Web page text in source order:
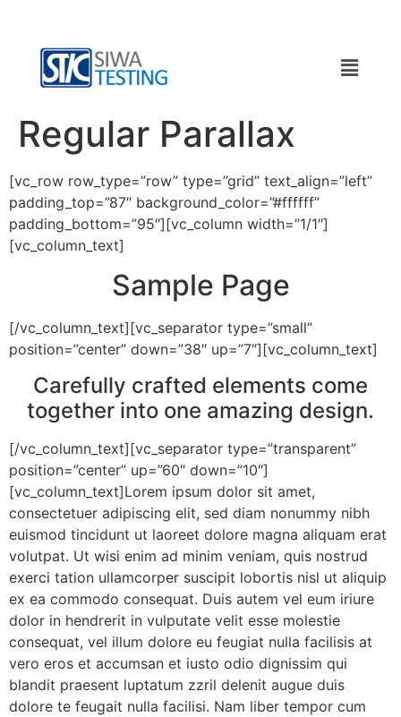
Regular Parallax
[vc_row row_type=”row” type=”grid” text_align=”left”
padding_top=”87″ background_color=”#ffffff”
padding_bottom=”95″][vc_column width=”1/1″]
[vc_column_text]
Sample Page
[/vc_column_text][vc_separator type=”small”
position=”center” down=”38″ up=”7″][vc_column_text]
Carefully crafted elements come
together into one amazing design.
[/vc_column_text][vc_separator type=”transparent”
position=”center” up=”60″ down=”10″]
[vc_column_text]Lorem ipsum dolor sit amet,
consectetuer adipiscing elit, sed diam nonummy nibh
euismod tincidunt ut laoreet dolore magna aliquam erat
volutpat. Ut wisi enim ad minim veniam, quis nostrud
exerci tation ullamcorper suscipit lobortis nisl ut aliquip
ex ea commodo consequat. Duis autem vel eum iriure
dolor in hendrerit in vulputate velit esse molestie
consequat, vel illum dolore eu feugiat nulla facilisis at
vero eros et accumsan et iusto odio dignissim qui
blandit praesent luptatum zzril delenit augue duis
dolore te feugait nulla facilisi. Nam liber tempor cum